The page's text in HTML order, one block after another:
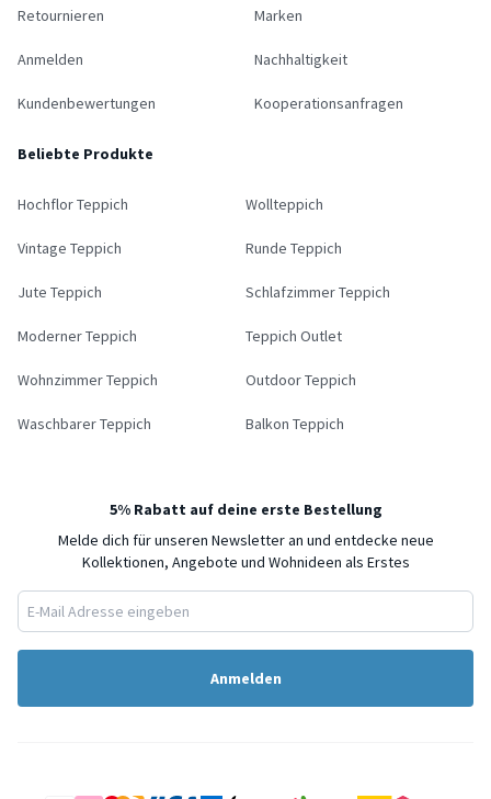
Retournieren
Anmelden
Kundenbewertungen
Marken
Nachhaltigkeit
Kooperationsanfragen
Beliebte Produkte
Hochflor Teppich Wollteppich
Vintage Teppich Runde Teppich
Jute Teppich Schlafzimmer Teppich
Moderner Teppich Teppich Outlet
Wohnzimmer Teppich Outdoor Teppich
Waschbarer Teppich Balkon Teppich
5% Rabatt auf deine erste Bestellung
Melde dich für unseren Newsletter an und entdecke neue
Kollektionen, Angebote und Wohnideen als Erstes
Anmelden